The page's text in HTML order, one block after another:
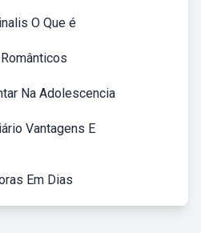
O Que é
Na Adolescencia
Vantagens E
Em Dias